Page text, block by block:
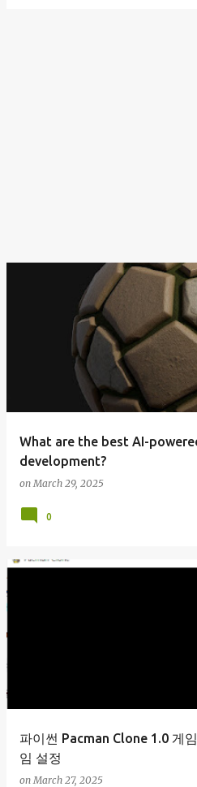
What are the best AI-
development?
onMarch 29, 2025
0
파이썬 Pacman Clone 1.0 게
임 설정
onMarch 27, 2025